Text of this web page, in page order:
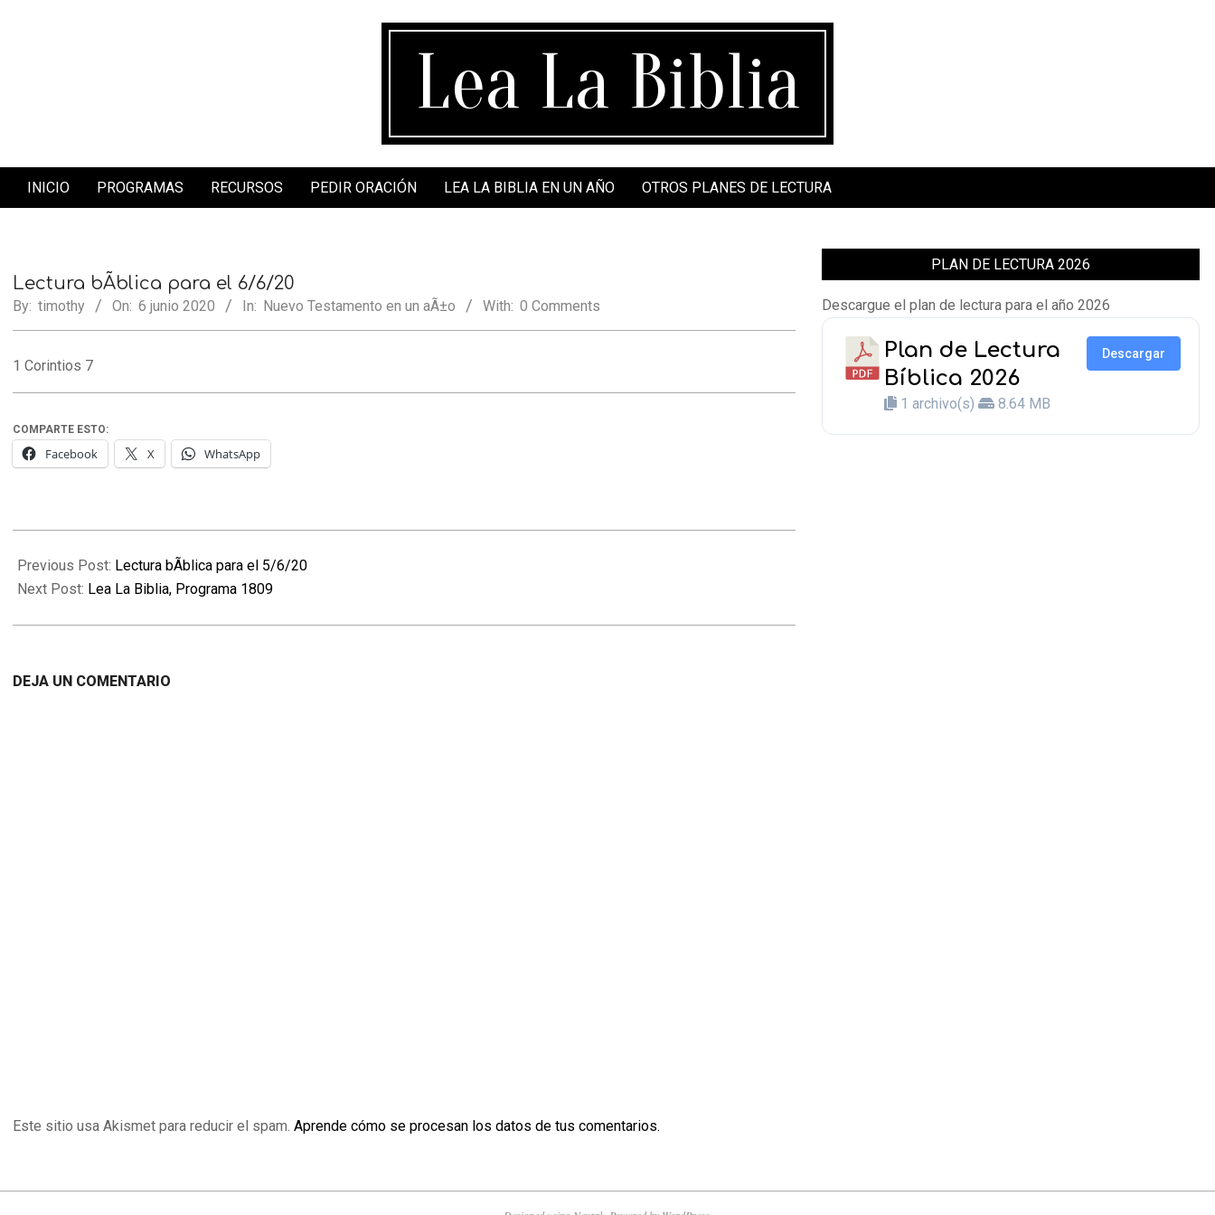
Lea La Biblia
Secondary
INICIO PROGRAMAS RECURSOS PEDIR ORACIÓN LEA LA BIBLIA EN UN AÑO OTROS PLANES DE LECTURA
Lectura bÃ­blica para el 6/6/20
By: timothy On: 6 junio 2020 In: Nuevo Testamento en un aÃ±o With: 0 Comments
1 Corintios 7
COMPARTE ESTO:
Facebook X WhatsApp
06-
06
Previous Post: Lectura bÃ­blica para el 5/6/20
Next Post: Lea La Biblia, Programa 1809
DEJA UN COMENTARIO
Este sitio usa Akismet para reducir el spam. Aprende cómo se procesan los datos de tus comentarios.
PLAN DE LECTURA 2026
Descargue el plan de lectura para el año 2026
Plan de Lectura
Bíblica 2026
1 archivo(s) 8.64 MB
Descargar